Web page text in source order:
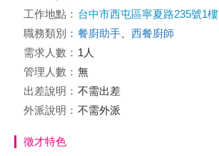
工作地點： 台中市西屯區寧夏路235號1樓
職務類別： 餐廚助手
西餐廚師
需求人數： 1人
管理人數： 無
出差說明： 不需出差
外派說明： 不需外派
徵才特色